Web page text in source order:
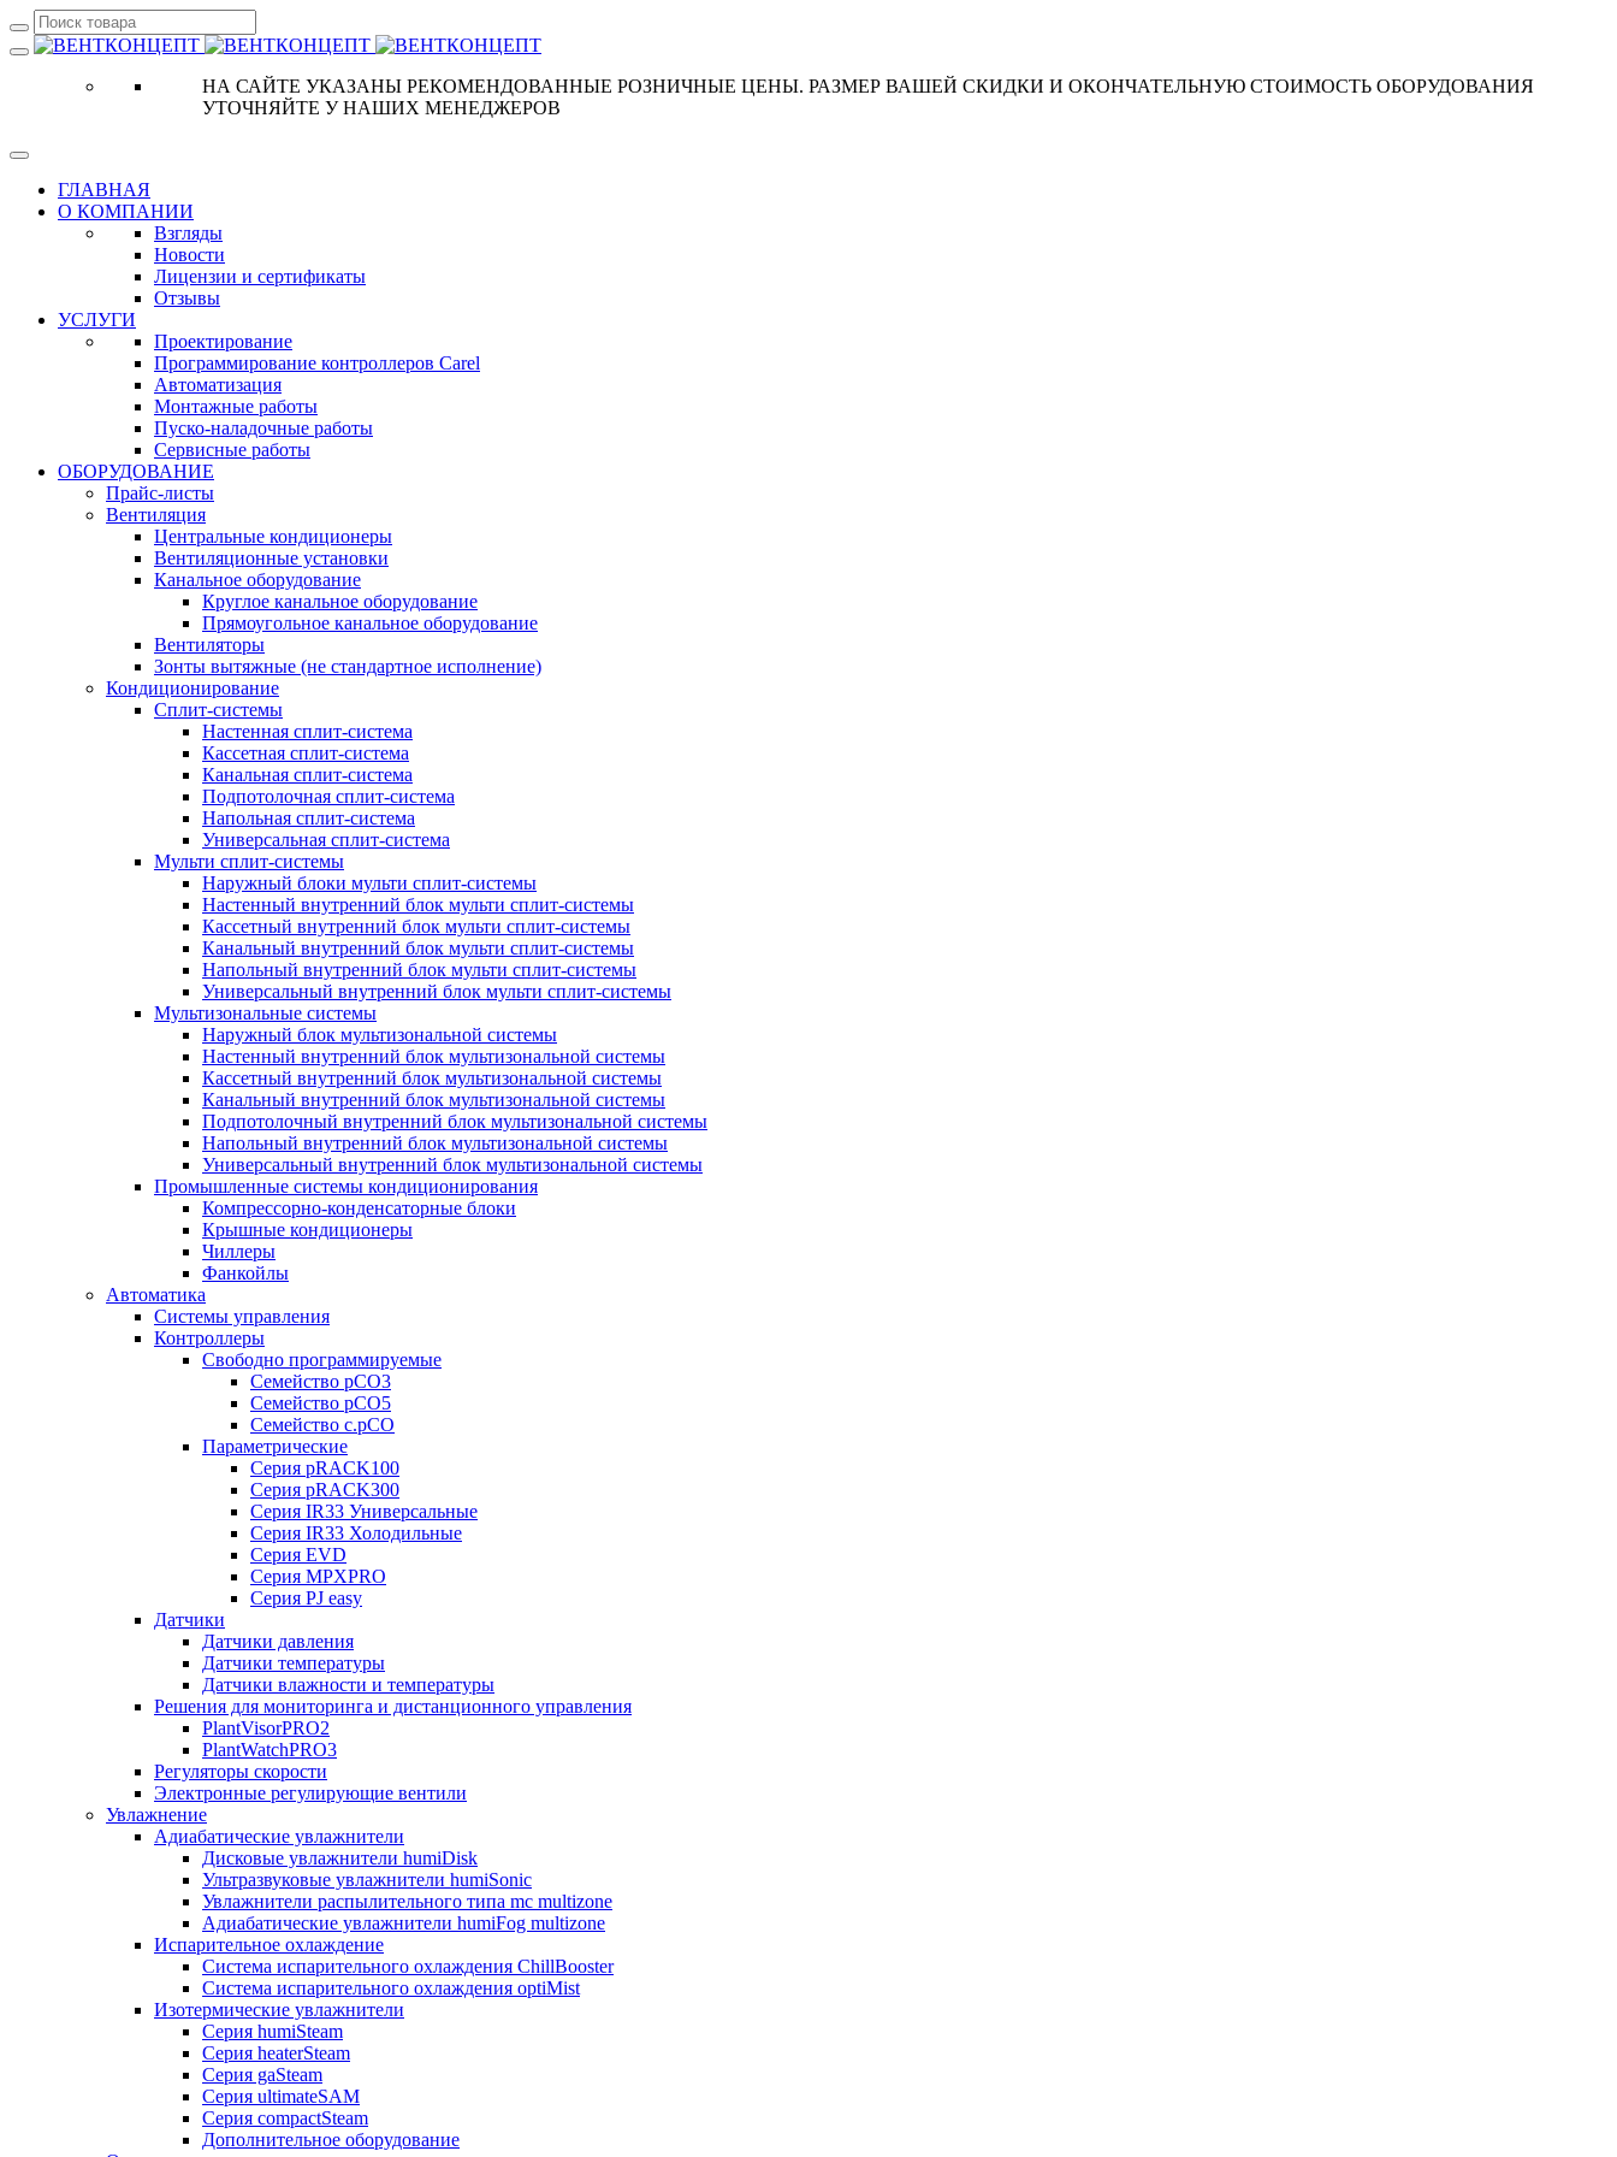
НА САЙТЕ УКАЗАНЫ РЕКОМЕНДОВАННЫЕ РОЗНИЧНЫЕ ЦЕНЫ. РАЗМЕР ВАШЕЙ СКИДКИ И ОКОНЧАТЕЛЬНУЮ СТОИМОСТЬ ОБОРУДОВАНИЯ
УТОЧНЯЙТЕ У НАШИХ МЕНЕДЖЕРОВ
ГЛАВНАЯ
О КОМПАНИИ
Взгляды
Новости
Лицензии и сертификаты
Отзывы
УСЛУГИ
Проектирование
Программирование контроллеров Carel
Автоматизация
Монтажные работы
Пуско-наладочные работы
Сервисные работы
ОБОРУДОВАНИЕ
Прайс-листы
Вентиляция
Центральные кондиционеры
Вентиляционные установки
Канальное оборудование
Круглое канальное оборудование
Прямоугольное канальное оборудование
Вентиляторы
Зонты вытяжные (не стандартное исполнение)
Кондиционирование
Сплит-системы
Настенная сплит-система
Кассетная сплит-система
Канальная сплит-система
Подпотолочная сплит-система
Напольная сплит-система
Универсальная сплит-система
Мульти сплит-системы
Наружный блоки мульти сплит-системы
Настенный внутренний блок мульти сплит-системы
Кассетный внутренний блок мульти сплит-системы
Канальный внутренний блок мульти сплит-системы
Напольный внутренний блок мульти сплит-системы
Универсальный внутренний блок мульти сплит-системы
Мультизональные системы
Наружный блок мультизональной системы
Настенный внутренний блок мультизональной системы
Кассетный внутренний блок мультизональной системы
Канальный внутренний блок мультизональной системы
Подпотолочный внутренний блок мультизональной системы
Напольный внутренний блок мультизональной системы
Универсальный внутренний блок мультизональной системы
Промышленные системы кондиционирования
Компрессорно-конденсаторные блоки
Крышные кондиционеры
Чиллеры
Фанкойлы
Автоматика
Системы управления
Контроллеры
Свободно программируемые
Семейство pCO3
Семейство pCO5
Семейство c.pCO
Параметрические
Серия pRACK100
Серия pRACK300
Серия IR33 Универсальные
Серия IR33 Холодильные
Серия EVD
Серия MPXPRO
Серия PJ easy
Датчики
Датчики давления
Датчики температуры
Датчики влажности и температуры
Решения для мониторинга и дистанционного управления
PlantVisorPRO2
PlantWatchPRO3
Регуляторы скорости
Электронные регулирующие вентили
Увлажнение
Адиабатические увлажнители
Дисковые увлажнители humiDisk
Ультразвуковые увлажнители humiSonic
Увлажнители распылительного типа mc multizone
Адиабатические увлажнители humiFog multizone
Испарительное охлаждение
Система испарительного охлаждения ChillBooster
Система испарительного охлаждения optiMist
Изотермические увлажнители
Серия humiSteam
Серия heaterSteam
Серия gaSteam
Серия ultimateSAM
Серия compactSteam
Дополнительное оборудование